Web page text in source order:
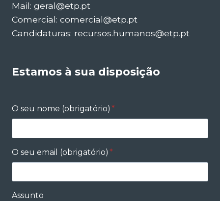
Mail: geral@etp.pt
Comercial: comercial@etp.pt
Candidaturas: recursos.humanos@etp.pt
Estamos à sua disposição
O seu nome (obrigatório) *
O seu email (obrigatório) *
Assunto